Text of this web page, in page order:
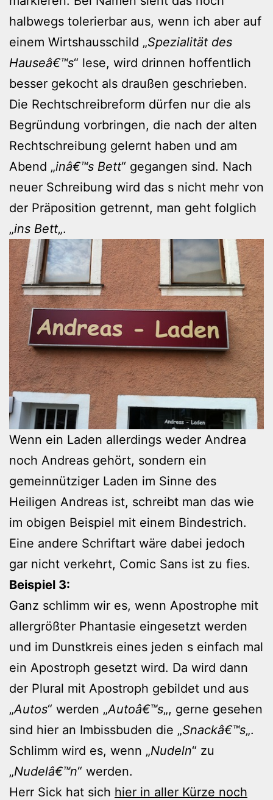
halbwegs tolerierbar aus, wenn ich aber auf
einem Wirtshausschild „Spezialität des
Hauseâ€™s“ lese, wird drinnen hoffentlich
besser gekocht als draußen geschrieben.
Die Rechtschreibreform dürfen nur die als
Begründung vorbringen, die nach der alten
Rechtschreibung gelernt haben und am
Abend „inâ€™s Bett“ gegangen sind. Nach
neuer Schreibung wird das s nicht mehr von
der Präposition getrennt, man geht folglich
„ins Bett„.
Wenn ein Laden allerdings weder Andrea
noch Andreas gehört, sondern ein
gemeinnütziger Laden im Sinne des
Heiligen Andreas ist, schreibt man das wie
im obigen Beispiel mit einem Bindestrich.
Eine andere Schriftart wäre dabei jedoch
gar nicht verkehrt, Comic Sans ist zu fies.
Beispiel 3:
Ganz schlimm wir es, wenn Apostrophe mit
allergrößter Phantasie eingesetzt werden
und im Dunstkreis eines jeden s einfach mal
ein Apostroph gesetzt wird. Da wird dann
der Plural mit Apostroph gebildet und aus
„Autos“ werden „Autoâ€™s„, gerne gesehen
sind hier an Imbissbuden die „Snackâ€™s„.
Schlimm wird es, wenn „Nudeln“ zu
„Nudelâ€™n“ werden.
Herr Sick hat sich hier in aller Kürze noch